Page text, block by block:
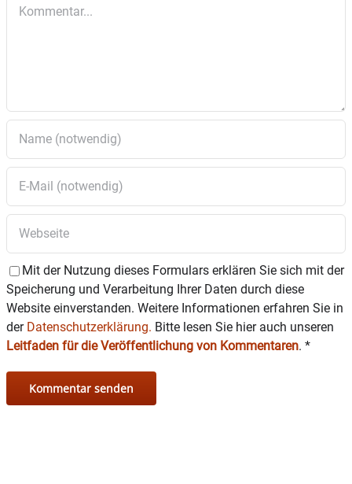
Mit der Nutzung dieses Formulars erklären Sie sich mit der
Speicherung und Verarbeitung Ihrer Daten durch diese
Website einverstanden. Weitere Informationen erfahren Sie in
der Datenschutzerklärung. Bitte lesen Sie hier auch unseren
Leitfaden für die Veröffentlichung von Kommentaren. *